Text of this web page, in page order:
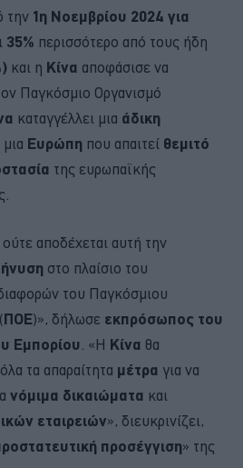
την 1η Νοεμβρίου 2024 για
35% περισσότερο από τους ήδη
και η Κίνα αποφάσισε να
Παγκόσμιο Οργανισμό
καταγγέλλει μια άδικη
Ευρώπη που απαιτεί θεμιτό
της ευρωπαϊκής
ούτε αποδέχεται αυτή την
στο πλαίσιο του
του Παγκόσμιου
ΠΟΕ)», δήλωσε εκπρόσωπος του
Εμπορίου. «Η Κίνα θα
τα απαραίτητα μέτρα για να
νόμιμα δικαιώματα και
εταιρειών», διευκρινίζει,
προσέγγιση» της